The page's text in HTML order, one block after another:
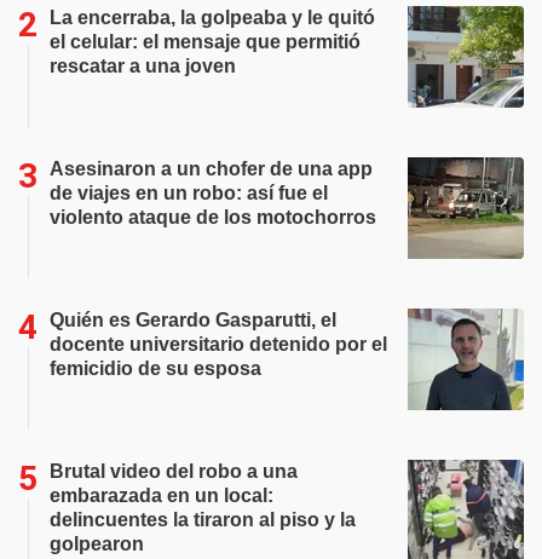
La encerraba, la golpeaba y le quitó
el celular: el mensaje que permitió
rescatar a una joven
Asesinaron a un chofer de una app
de viajes en un robo: así fue el
violento ataque de los motochorros
Quién es Gerardo Gasparutti, el
docente universitario detenido por el
femicidio de su esposa
Brutal video del robo a una
embarazada en un local:
delincuentes la tiraron al piso y la
golpearon